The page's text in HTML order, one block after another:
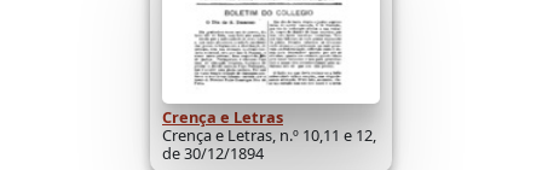
Crença e Letras
Crença e Letras, n.º 10,11 e 12,
de 30/12/1894